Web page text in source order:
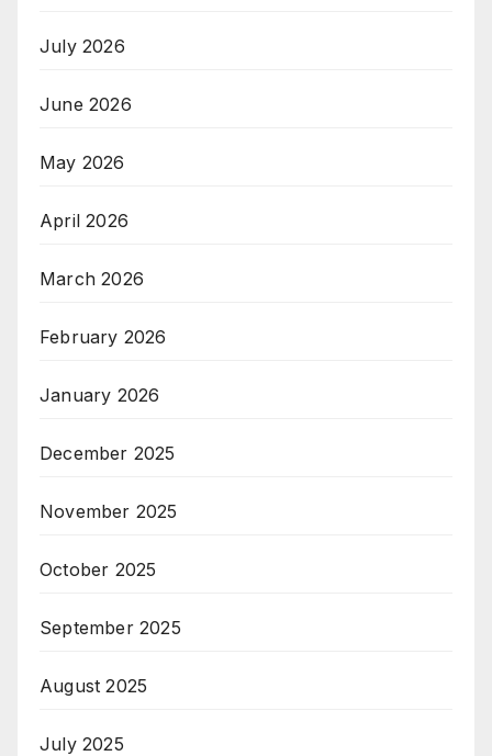
July 2026
June 2026
May 2026
April 2026
March 2026
February 2026
January 2026
December 2025
November 2025
October 2025
September 2025
August 2025
July 2025